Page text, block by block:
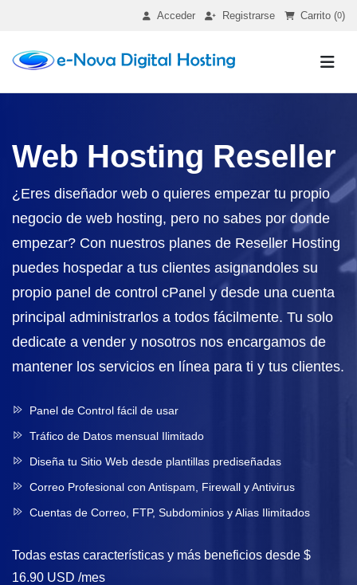
Acceder Registrarse Carrito (0)
Web Hosting Reseller
¿Eres diseñador web o quieres empezar tu propio
negocio de web hosting, pero no sabes por donde
empezar? Con nuestros planes de Reseller Hosting
puedes hospedar a tus clientes asignandoles su
propio panel de control cPanel y desde una cuenta
principal administrarlos a todos fácilmente. Tu solo
dedicate a vender y nosotros nos encargamos de
mantener los servicios en línea para ti y tus clientes.
Panel de Control fácil de usar
Tráfico de Datos mensual Ilimitado
Diseña tu Sitio Web desde plantillas prediseñadas
Correo Profesional con Antispam, Firewall y Antivirus
Cuentas de Correo, FTP, Subdominios y Alias Ilimitados
Todas estas características y más beneficios desde $
16.90 USD /mes